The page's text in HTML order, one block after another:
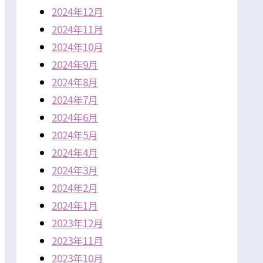
2024年12月
2024年11月
2024年10月
2024年9月
2024年8月
2024年7月
2024年6月
2024年5月
2024年4月
2024年3月
2024年2月
2024年1月
2023年12月
2023年11月
2023年10月